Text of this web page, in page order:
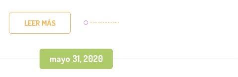
LEER MÁS
mayo 31, 2020